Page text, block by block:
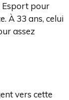
Esport pour
À 33 ans, celui
assez
vers cette